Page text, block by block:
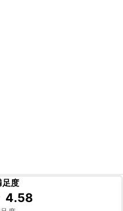
足度
4.58